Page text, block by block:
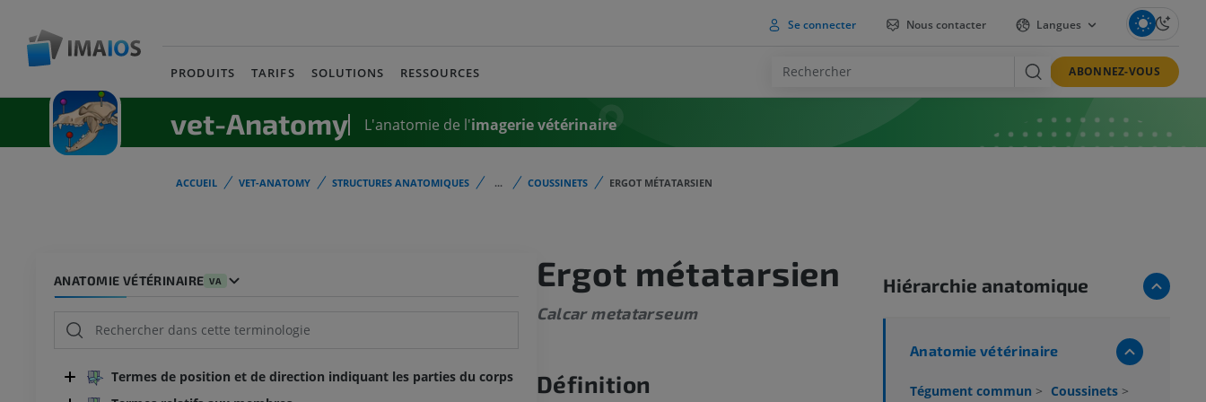
Se connecter Nous contacter Langues
PRODUITS TARIFS SOLUTIONS RESSOURCES ABONNEZ-VOUS
vet-Anatomy L'anatomie de l'imagerie vétérinaire
ACCUEIL VET-ANATOMY STRUCTURES ANATOMIQUES ... COUSSINETS ERGOT MÉTATARSIEN
ANATOMIE VÉTÉRINAIRE VA
Termes de position et de direction indiquant les parties du corps
Ergot métatarsien
Calcar metatarseum
Définition
Hiérarchie anatomique
Anatomie vétérinaire
Tégument commun > Coussinets >